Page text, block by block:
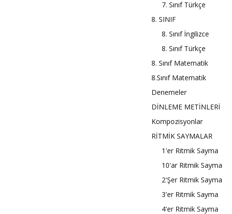
7. Sınıf Türkçe
8. SINIF
8. Sınıf İngilizce
8. Sınıf Türkçe
8. Sınıf Matematik
8.Sınıf Matematik
Denemeler
DİNLEME METİNLERİ
Kompozisyonlar
RİTMİK SAYMALAR
1'er Ritmik Sayma
10'ar Ritmik Sayma
2'Şer Ritmik Sayma
3'er Ritmik Sayma
4'er Ritmik Sayma